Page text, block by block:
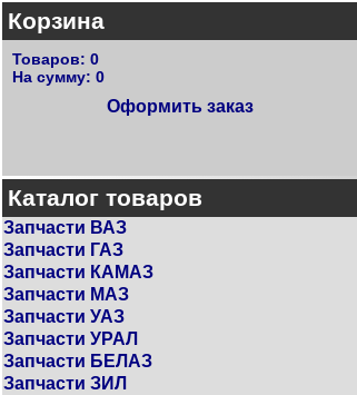
Корзина
Товаров: 0
На сумму: 0
Оформить заказ
Каталог товаров
Запчасти ВАЗ
Запчасти ГАЗ
Запчасти КАМАЗ
Запчасти МАЗ
Запчасти УАЗ
Запчасти УРАЛ
Запчасти БЕЛАЗ
Запчасти ЗИЛ